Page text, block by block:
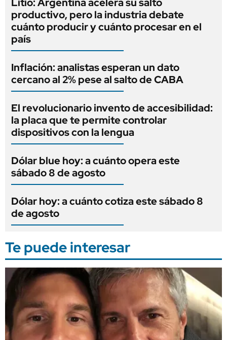
productivo, pero la industria debate
cuánto producir y cuánto procesar en el
país
Inflación: analistas esperan un dato
cercano al 2% pese al salto de CABA
El revolucionario invento de accesibilidad:
la placa que te permite controlar
dispositivos con la lengua
Dólar blue hoy: a cuánto opera este
sábado 8 de agosto
Dólar hoy: a cuánto cotiza este sábado 8
de agosto
Te puede interesar